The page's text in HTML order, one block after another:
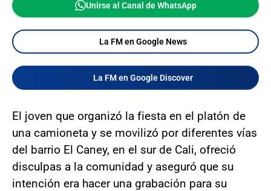
Unirse al Canal de WhatsApp
La FM en Google News
La FM en Google Discover
El joven que organizó la fiesta en el platón de
una camioneta y se movilizó por diferentes vías
del barrio El Caney, en el sur de Cali, ofreció
disculpas a la comunidad y aseguró que su
intención era hacer una grabación para su